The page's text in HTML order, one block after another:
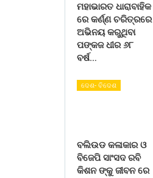
ମହାଭାରତ ଧାରାବାହିକ
ରେ କର୍ଣ୍ଣ ଚରିତ୍ରରେ
ଅଭିନୟ କରୁଥିବା
ପଙ୍କଜ ଧୀର ୬୮
ବର୍ଷ…
ଦେଶ- ବିଦେଶ
ବଲିଉଡ କଳାକାର ଓ
ବିଜେପି ସାଂସଦ ରବି
କିଶନ ଙ୍କୁ ଜୀବନ ରେ